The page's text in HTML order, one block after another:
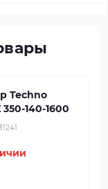
Techno
350-140-1600